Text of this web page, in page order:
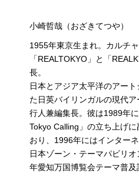
小崎哲哉（おざきてつや）
1955年東京生まれ。カルチ
「REALTOKYO」と「
長。
日本とアジア太平洋のアー
た日英バイリンガルの現代
行人兼編集長。彼は1989年
Tokyo Calling」の立ち上げ
おり、1996年にはインター
日本ゾーン・テーマパビリ
年愛知万国博覧会テーマ普